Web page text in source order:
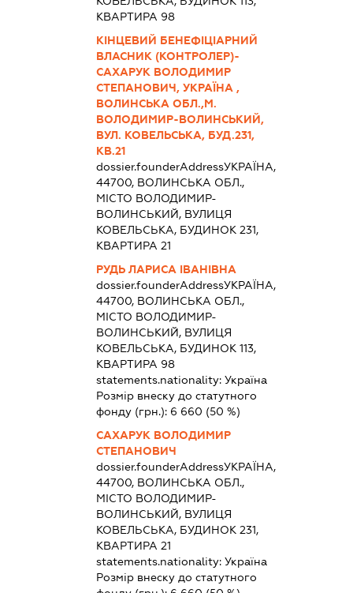
КВАРТИРА 98
КІНЦЕВИЙ БЕНЕФІЦІАРНИЙ
ВЛАСНИК (КОНТРОЛЕР)-
САХАРУК ВОЛОДИМИР
СТЕПАНОВИЧ, УКРАЇНА ,
ВОЛИНСЬКА ОБЛ.,М.
ВОЛОДИМИР-ВОЛИНСЬКИЙ,
ВУЛ. КОВЕЛЬСЬКА, БУД.231,
КВ.21
dossier.founderAddressУКРАЇНА,
44700, ВОЛИНСЬКА ОБЛ.,
МІСТО ВОЛОДИМИР-
ВОЛИНСЬКИЙ, ВУЛИЦЯ
КОВЕЛЬСЬКА, БУДИНОК 231,
КВАРТИРА 21
РУДЬ ЛАРИСА ІВАНІВНА
dossier.founderAddressУКРАЇНА,
44700, ВОЛИНСЬКА ОБЛ.,
МІСТО ВОЛОДИМИР-
ВОЛИНСЬКИЙ, ВУЛИЦЯ
КОВЕЛЬСЬКА, БУДИНОК 113,
КВАРТИРА 98
statements.nationality:Україна
Розмір внеску до статутного
фонду (грн.): 6 660 (50 %)
САХАРУК ВОЛОДИМИР
СТЕПАНОВИЧ
dossier.founderAddressУКРАЇНА,
44700, ВОЛИНСЬКА ОБЛ.,
МІСТО ВОЛОДИМИР-
ВОЛИНСЬКИЙ, ВУЛИЦЯ
КОВЕЛЬСЬКА, БУДИНОК 231,
КВАРТИРА 21
statements.nationality:Україна
Розмір внеску до статутного